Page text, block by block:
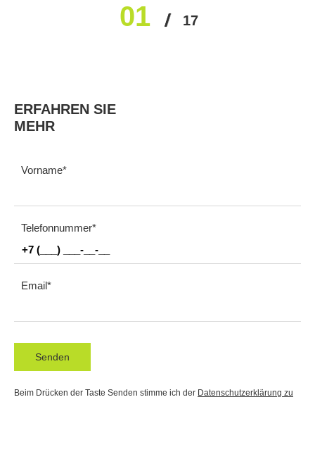
01
0203 04 05…
17
ERFAHREN SIE
MEHR
Vorname
Telefonnummer
Email
Senden
Beim Drücken der Taste Senden stimme ich der Datenschutzerklärung zu